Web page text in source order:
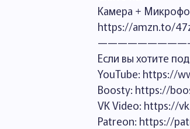
Камера +
https://amzn.to/
Если вы хотите
YouTube: https://
Boosty: https://
VK Video: https://
Patreon: https://